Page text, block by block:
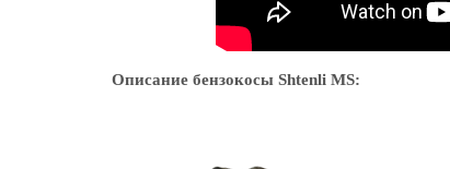
Описание бензокосы Shtenli MS: